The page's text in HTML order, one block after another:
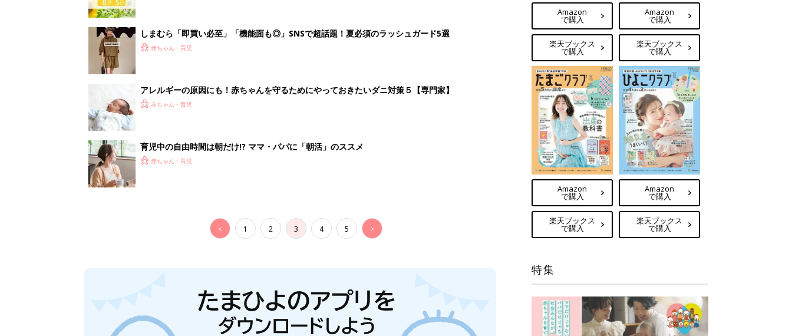
しまむら「即買い必至」「機能面も◎」SNSで超話題！夏必須のラッシュガード5選
赤ちゃん・育児
アレルギーの原因にも！赤ちゃんを守るためにやっておきたいダニ対策５【専門家】
赤ちゃん・育児
育児中の自由時間は朝だけ!? ママ・パパに「朝活」のススメ
赤ちゃん・育児
< 1 2 3 4 5 >
Amazon
で購入
楽天ブックス
で購入
Amazon
で購入
楽天ブックス
で購入
Amazon
で購入
楽天ブックス
で購入
Amazon
で購入
楽天ブックス
で購入
特集